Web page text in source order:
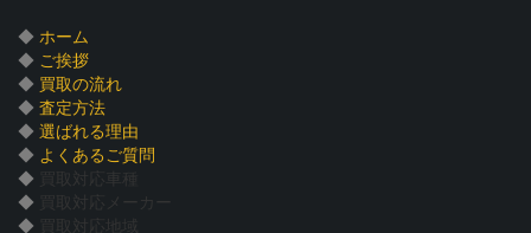
◆ ホーム
◆ ご挨拶
◆ 買取の流れ
◆ 査定方法
◆ 選ばれる理由
◆ よくあるご質問
◆
買取対応車種
◆
買取対応メーカー
◆
買取対応地域